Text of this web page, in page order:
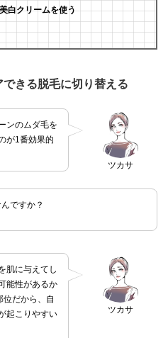
白クリームを使う
きる脱毛に切り替える
ツカサ
ンのムダ毛を
が1番効果的
ですか？
ツカサ
肌に与えてし
能性があるか
位だから、自
起こりやすい